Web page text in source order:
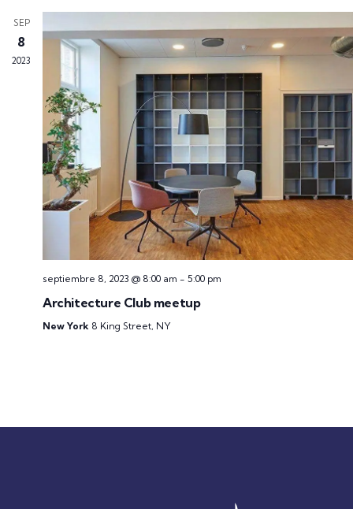
SEP
8
2023
septiembre 8, 2023 @ 8:00 am - 5:00 pm
Architecture Club meetup
New York 8 King Street, NY